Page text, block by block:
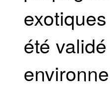
été